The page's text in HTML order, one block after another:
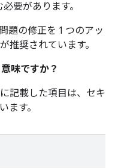
要があります。
題の修正を 1 つのアッ
推奨されています。
味ですか？
記載した項目は、セキ
ます。